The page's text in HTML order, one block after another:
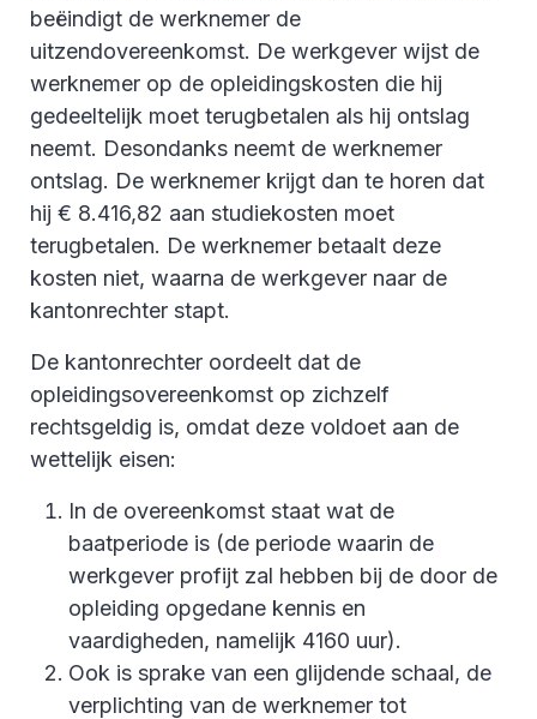
beëindigt de werknemer de
uitzendovereenkomst. De werkgever wijst de
werknemer op de opleidingskosten die hij
gedeeltelijk moet terugbetalen als hij ontslag
neemt. Desondanks neemt de werknemer
ontslag. De werknemer krijgt dan te horen dat
hij € 8.416,82 aan studiekosten moet
terugbetalen. De werknemer betaalt deze
kosten niet, waarna de werkgever naar de
kantonrechter stapt.
De kantonrechter oordeelt dat de
opleidingsovereenkomst op zichzelf
rechtsgeldig is, omdat deze voldoet aan de
wettelijk eisen:
In de overeenkomst staat wat de
baatperiode is (de periode waarin de
werkgever profijt zal hebben bij de door de
opleiding opgedane kennis en
vaardigheden, namelijk 4160 uur).
Ook is sprake van een glijdende schaal, de
verplichting van de werknemer tot